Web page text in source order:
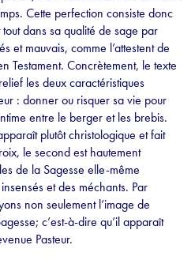
Cette perfection consiste donc
dans sa qualité de sage par
et mauvais, comme l’attestent de
Testament. Concrètement, le texte
les deux caractéristiques
: donner ou risquer sa vie pour
entre le berger et les brebis.
plutôt christologique et fait
le second est hautement
de la Sagesse elle-même
et des méchants. Par
non seulement l’image de
c’est-à-dire qu’il apparaît
Pasteur.